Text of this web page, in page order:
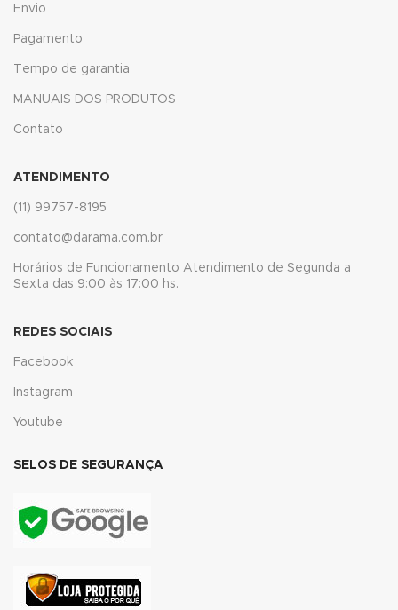
panel
panel
panel
Envio
Pagamento
Tempo de garantia
MANUAIS DOS PRODUTOS
Contato
ATENDIMENTO
(11) 99757-8195
contato@darama.com.br
Horários de Funcionamento Atendimento de Segunda a
Sexta das 9:00 às 17:00 hs.
REDES SOCIAIS
Facebook
Instagram
Youtube
SELOS DE SEGURANÇA